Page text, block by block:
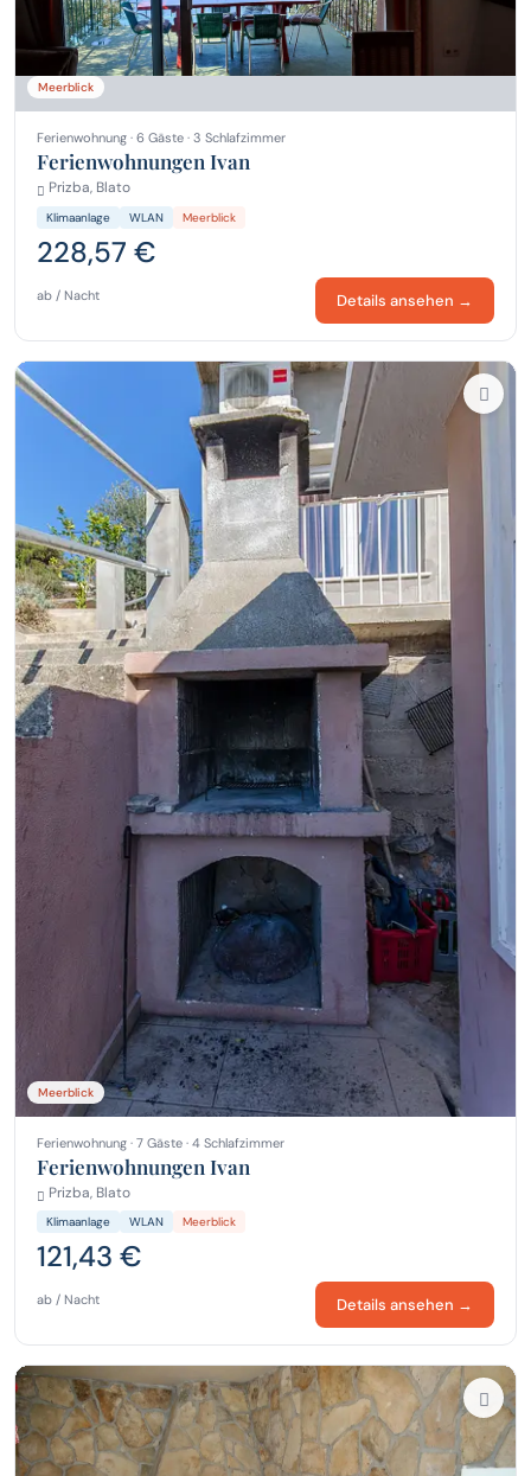
Meerblick
Ferienwohnung · 6 Gäste · 3 Schlafzimmer
Ferienwohnungen Ivan
Prizba, Blato
Klimaanlage WLAN Meerblick
228,57 €
ab / Nacht Details ansehen →
Meerblick
Ferienwohnung · 7 Gäste · 4 Schlafzimmer
Ferienwohnungen Ivan
Prizba, Blato
Klimaanlage WLAN Meerblick
121,43 €
ab / Nacht Details ansehen →